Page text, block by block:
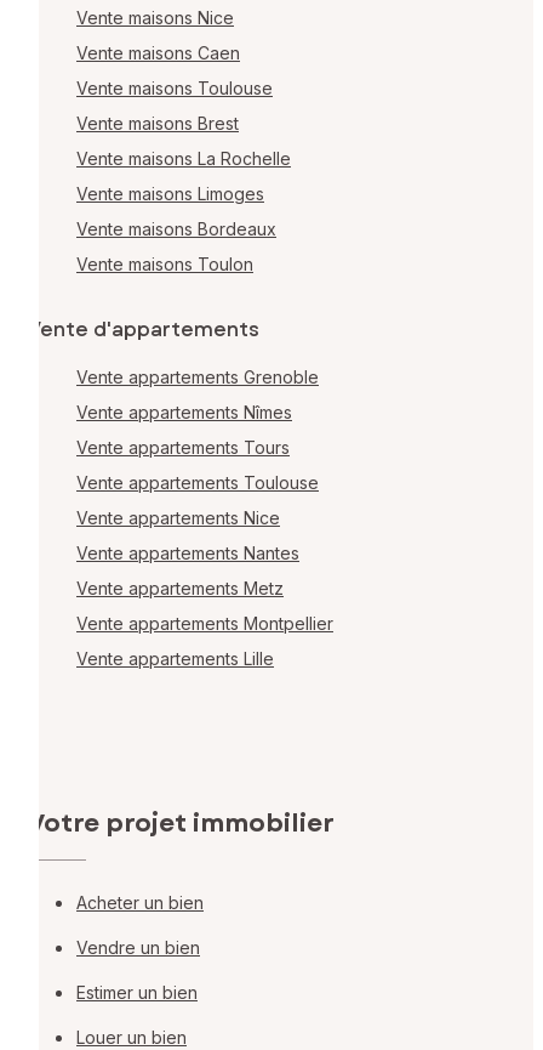
Vente maisons Nice
Vente maisons Caen
Vente maisons Toulouse
Vente maisons Brest
Vente maisons La Rochelle
Vente maisons Limoges
Vente maisons Bordeaux
Vente maisons Toulon
Vente d'appartements
Vente appartements Grenoble
Vente appartements Nîmes
Vente appartements Tours
Vente appartements Toulouse
Vente appartements Nice
Vente appartements Nantes
Vente appartements Metz
Vente appartements Montpellier
Vente appartements Lille
Votre projet immobilier
Acheter un bien
Vendre un bien
Estimer un bien
Louer un bien